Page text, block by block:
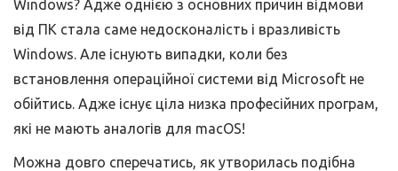
Windows? Адже однією з основних причин відмови
від ПК стала саме недосконалість і вразливість
Windows. Але існують випадки, коли без
встановлення операційної системи від Microsoft не
обійтись. Адже існує ціла низка професійних програм,
які не мають аналогів для macOS!
Можна довго сперечатись, як утворилась подібна